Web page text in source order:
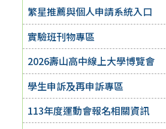
繁星推薦與個人申請系統入口
實驗班刊物專區
2026壽山高中線上大學博覽會
學生申訴及再申訴專區
113年度運動會報名相關資訊